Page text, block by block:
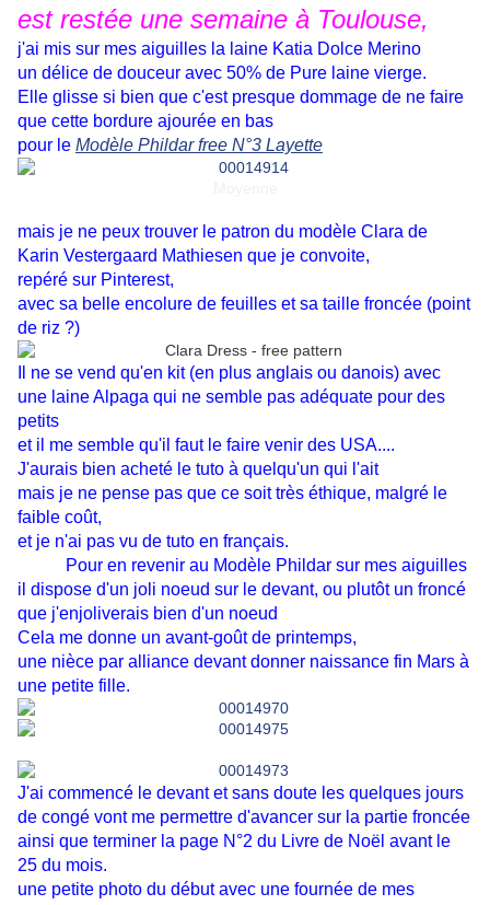
est restée une semaine à Toulouse,
j'ai mis sur mes aiguilles la laine Katia Dolce Merino
un délice de douceur avec 50% de Pure laine vierge.
Elle glisse si bien que c'est presque dommage de ne faire
que cette bordure ajourée en bas
pour le Modèle Phildar free N°3 Layette
mais je ne peux trouver le patron du modèle Clara de
Karin Vestergaard Mathiesen que je convoite,
repéré sur Pinterest,
avec sa belle encolure de feuilles et sa taille froncée (point
de riz ?)
Il ne se vend qu'en kit (en plus anglais ou danois) avec
une laine Alpaga qui ne semble pas adéquate pour des
petits
et il me semble qu'il faut le faire venir des USA....
J'aurais bien acheté le tuto à quelqu'un qui l'ait
mais je ne pense pas que ce soit très éthique, malgré le
faible coût,
et je n'ai pas vu de tuto en français.
Pour en revenir au Modèle Phildar sur mes aiguilles
il dispose d'un joli noeud sur le devant, ou plutôt un froncé
que j'enjoliverais bien d'un noeud
Cela me donne un avant-goût de printemps,
une nièce par alliance devant donner naissance fin Mars à
une petite fille.
J'ai commencé le devant et sans doute les quelques jours
de congé vont me permettre d'avancer sur la partie froncée
ainsi que terminer la page N°2 du Livre de Noël avant le
25 du mois.
une petite photo du début avec une fournée de mes